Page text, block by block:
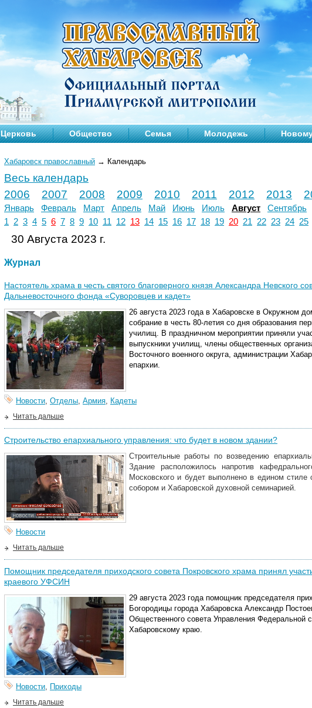
Церковь Общество Семья Молодежь
Хабаровск православный → Календарь
Весь календарь
2006
2007 2008 2009 2010 2011 2012 2013
Январь Февраль Март Апрель Май Июнь Июль Август Сентябрь
1
2 3 4 5 6 7 8 9 10 11 12 13 14 15 16 17 18 19 20 21 22 23 24 25
30 Августа 2023 г.
Журнал
Настоятель храма в честь святого благоверного князя Александра Невского
Дальневосточного фонда «Суворовцев и кадет»
26 августа 2023 года в Хабаровске в Окружном
собрание в честь 80-летия со дня образования
училищ. В праздничном мероприятии приняли
выпускники училищ, члены общественных
Восточного военного округа, администрации
епархии.
Новости, Отделы, Армия, Кадеты
Читать дальше
Строительство епархиального управления: что будет в новом здании?
Строительные работы по возведению
Здание расположилось напротив
Московского и будет выполнено в едином
собором и Хабаровской духовной семинарией.
Новости
Читать дальше
Помощник председателя приходского совета Покровского храма принял
краевого УФСИН
29 августа 2023 года помощник председателя
Богородицы города Хабаровска Александр
Общественного совета Управления Федеральной
Хабаровскому краю.
Новости, Приходы
Читать дальше